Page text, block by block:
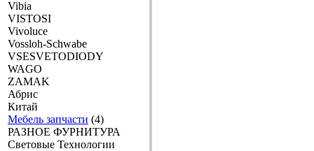
Vibia
VISTOSI
Vivoluce
Vossloh-Schwabe
VSESVETODIODY
WAGO
ZAMAK
Абрис
Китай
Мебель запчасти (4)
РАЗНОЕ ФУРНИТУРА
Световые Технологии